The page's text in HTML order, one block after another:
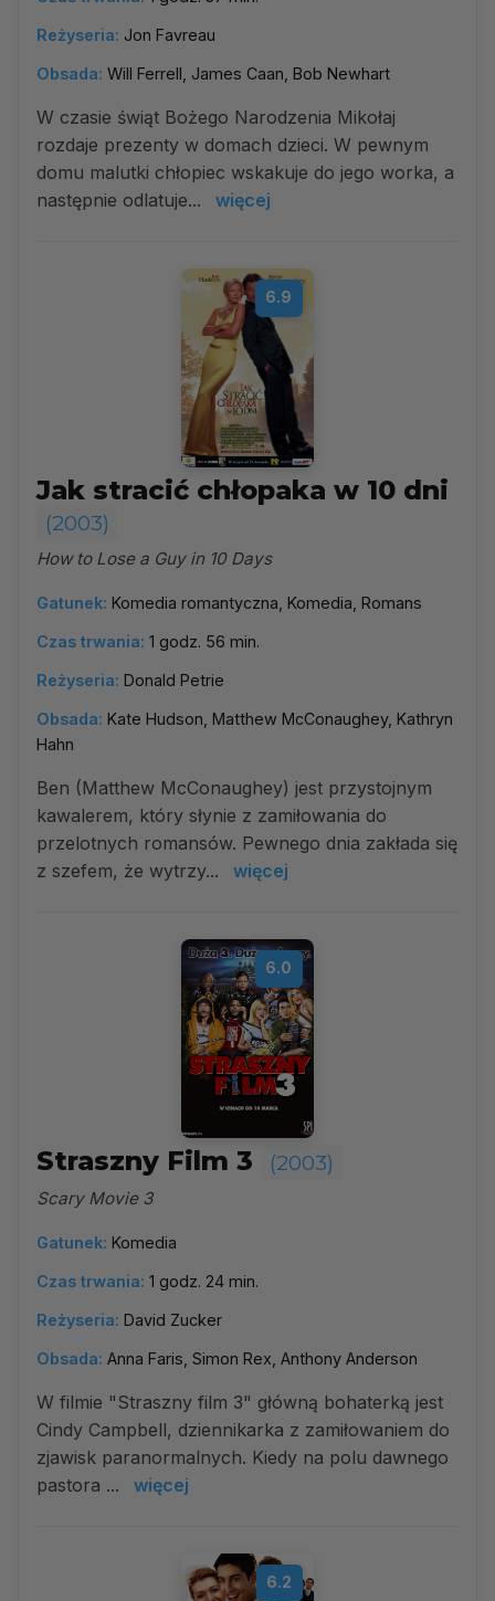
Reżyseria: Jon Favreau
Obsada: Will Ferrell, James Caan, Bob Newhart
W czasie świąt Bożego Narodzenia Mikołaj
rozdaje prezenty w domach dzieci. W pewnym
domu malutki chłopiec wskakuje do jego worka, a
następnie odlatuje...
więcej
6.9
Jak stracić chłopaka w 10 dni
(2003)
How to Lose a Guy in 10 Days
Gatunek: Komedia romantyczna, Komedia, Romans
Czas trwania: 1 godz. 56 min.
Reżyseria: Donald Petrie
Obsada: Kate Hudson, Matthew McConaughey, Kathryn
Hahn
Ben (Matthew McConaughey) jest przystojnym
kawalerem, który słynie z zamiłowania do
przelotnych romansów. Pewnego dnia zakłada się
z szefem, że wytrzy...
więcej
6.0
Straszny Film 3 (2003)
Scary Movie 3
Gatunek: Komedia
Czas trwania: 1 godz. 24 min.
Reżyseria: David Zucker
Obsada: Anna Faris, Simon Rex, Anthony Anderson
W filmie "Straszny film 3" główną bohaterką jest
Cindy Campbell, dziennikarka z zamiłowaniem do
zjawisk paranormalnych. Kiedy na polu dawnego
pastora ...
więcej
6.2